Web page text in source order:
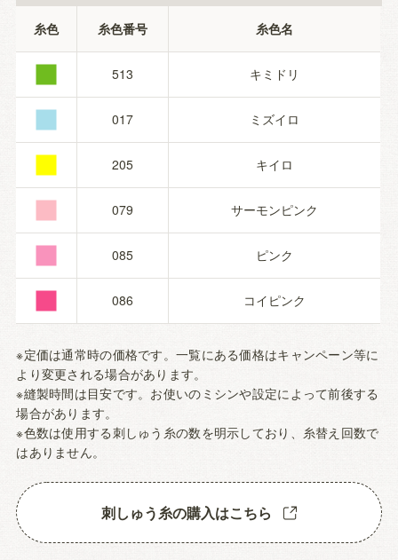
糸色 糸色番号 糸色名
■ 513 キミドリ
■ 017 ミズイロ
■ 205 キイロ
■ 079 サーモンピンク
■ 085 ピンク
■ 086 コイピンク
※定価は通常時の価格です。一覧にある価格はキャンペーン等に
より変更される場合があります。
※縫製時間は目安です。お使いのミシンや設定によって前後する
場合があります。
※色数は使用する刺しゅう糸の数を明示しており、糸替え回数で
はありません。
刺しゅう糸の購入はこちら